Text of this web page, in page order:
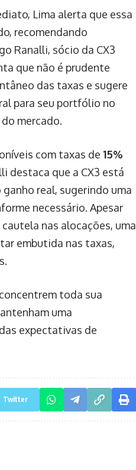
Lima alerta que essa
recomendando
Ranalli, sócio da CX3
que não é prudente
das taxas e sugere
para seu portfólio no
mercado.
com taxas de 15%
destaca que a CX3 está
real, sugerindo uma
necessário. Apesar
nas alocações, uma
embutida nas taxas,
toda sua
uma
expectativas de
Twitter